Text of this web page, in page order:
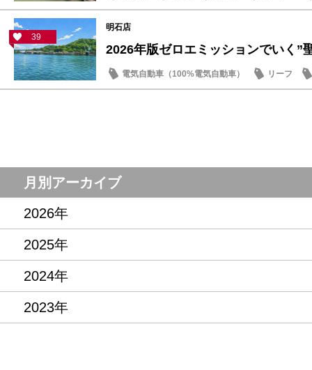
39
明石店
2026年版ゼロエミッションでいく”
電気自動車（100%電気自動車）
リーフ
話題の情報
月別アーカイブ
2026年
2025年
2024年
2023年